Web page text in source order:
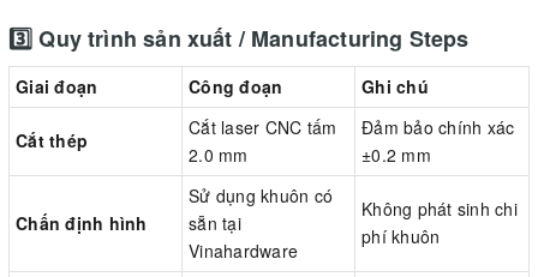
3️⃣ Quy trình sản xuất / Manufacturing Steps
Giai đoạn Công đoạn Ghi chú
Cắt thép
Cắt laser CNC tấm
2.0 mm
Đảm bảo chính xác
±0.2 mm
Chấn định hình
Sử dụng khuôn có
sẵn tại
Vinahardware
Không phát sinh chi
phí khuôn